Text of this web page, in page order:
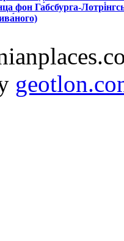
фон Га́бсбурга-